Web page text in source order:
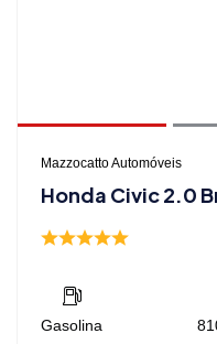
Mazzocatto Automóveis
Honda Civic 2.0
Gasolina